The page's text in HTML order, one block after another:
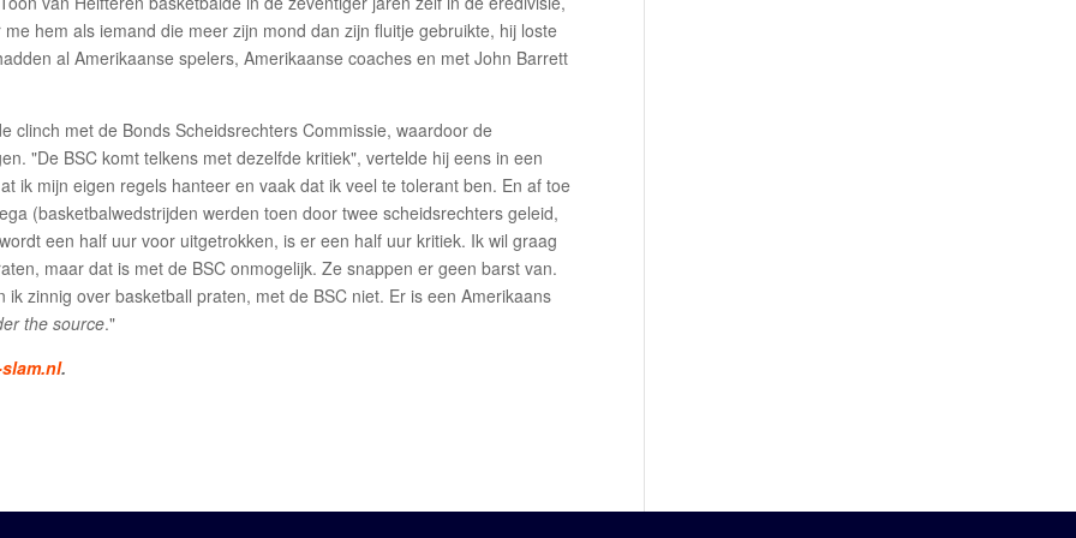
hem als iemand die meer zijn mond dan zijn fluitje gebruikte, hij loste
al Amerikaanse spelers, Amerikaanse coaches en met John Barrett
clinch met de Bonds Scheidsrechters Commissie, waardoor de
"De BSC komt telkens met dezelfde kritiek", vertelde hij eens in een
ik mijn eigen regels hanteer en vaak dat ik veel te tolerant ben. En af toe
(basketbalwedstrijden werden toen door twee scheidsrechters geleid,
een half uur voor uitgetrokken, is er een half uur kritiek. Ik wil graag
maar dat is met de BSC onmogelijk. Ze snappen er geen barst van.
zinnig over basketball praten, met de BSC niet. Er is een Amerikaans
the source."
.